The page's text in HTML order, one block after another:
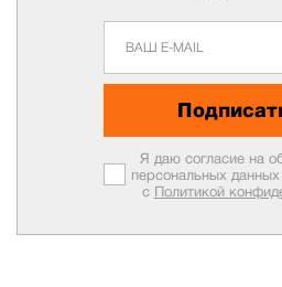
Я даю согласие на
персональных данных
с Политикой